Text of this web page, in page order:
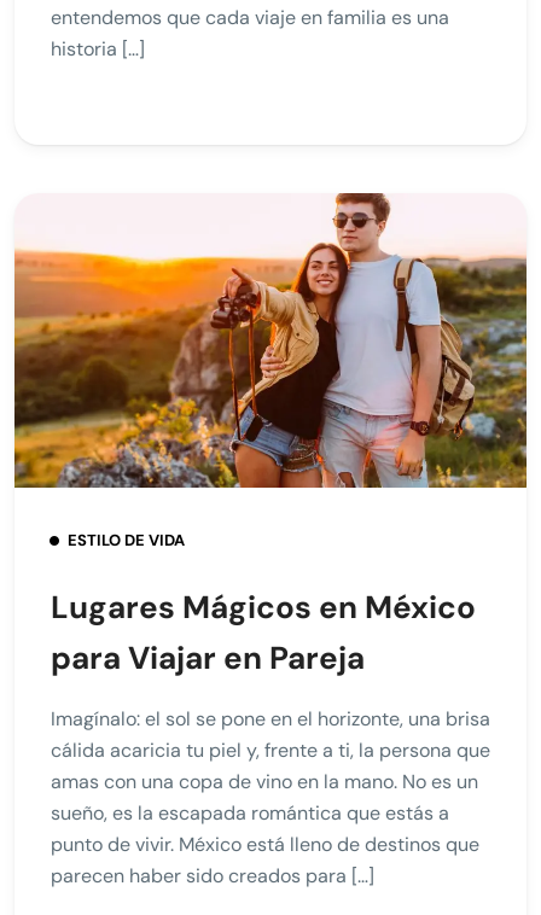
entendemos que cada viaje en familia es una
historia […]
ESTILO DE VIDA
Lugares Mágicos en México
para Viajar en Pareja
Imagínalo: el sol se pone en el horizonte, una brisa
cálida acaricia tu piel y, frente a ti, la persona que
amas con una copa de vino en la mano. No es un
sueño, es la escapada romántica que estás a
punto de vivir. México está lleno de destinos que
parecen haber sido creados para […]